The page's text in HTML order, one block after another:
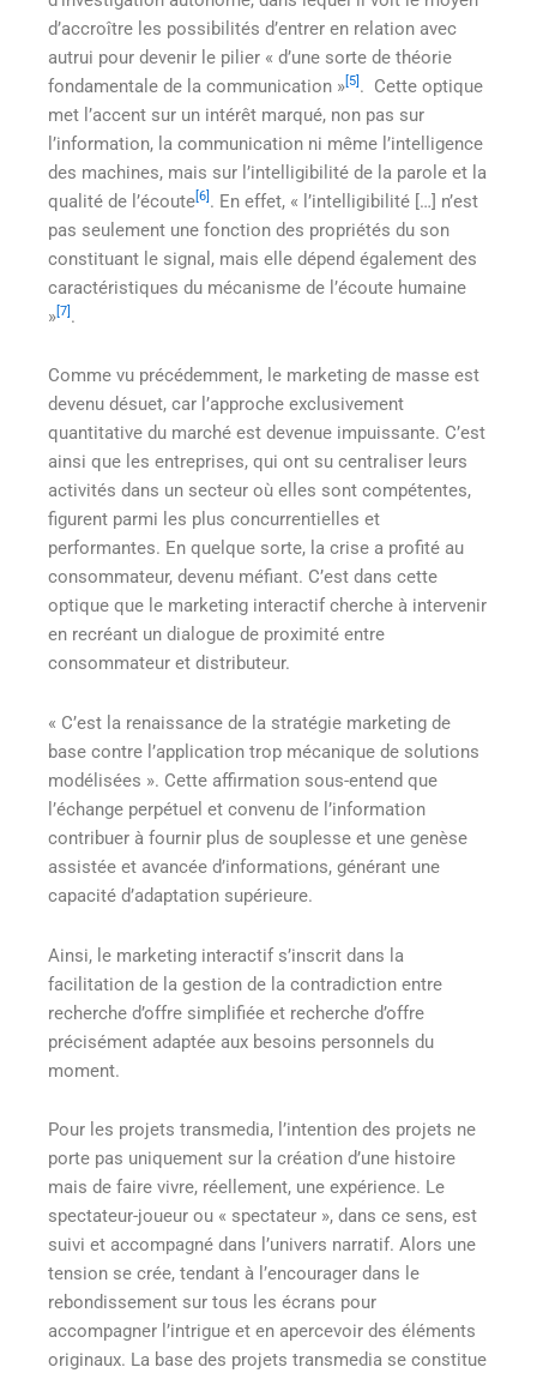
d’accroître les possibilités d’entrer en relation avec
autrui pour devenir le pilier « d’une sorte de théorie
fondamentale de la communication » [5] . Cette optique
met l’accent sur un intérêt marqué, non pas sur
l’information, la communication ni même l’intelligence
des machines, mais sur l’intelligibilité de la parole et la
qualité de l’écoute [6] . En effet, « l’intelligibilité […] n’est
pas seulement une fonction des propriétés du son
constituant le signal, mais elle dépend également des
caractéristiques du mécanisme de l’écoute humaine
» [7] .
Comme vu précédemment, le marketing de masse est
devenu désuet, car l’approche exclusivement
quantitative du marché est devenue impuissante. C’est
ainsi que les entreprises, qui ont su centraliser leurs
activités dans un secteur où elles sont compétentes,
figurent parmi les plus concurrentielles et
performantes. En quelque sorte, la crise a profité au
consommateur, devenu méfiant. C’est dans cette
optique que le marketing interactif cherche à intervenir
en recréant un dialogue de proximité entre
consommateur et distributeur.
« C’est la renaissance de la stratégie marketing de
base contre l’application trop mécanique de solutions
modélisées ». Cette affirmation sous-entend que
l’échange perpétuel et convenu de l’information
contribuer à fournir plus de souplesse et une genèse
assistée et avancée d’informations, générant une
capacité d’adaptation supérieure.
Ainsi, le marketing interactif s’inscrit dans la
facilitation de la gestion de la contradiction entre
recherche d’offre simplifiée et recherche d’offre
précisément adaptée aux besoins personnels du
moment.
Pour les projets transmedia, l’intention des projets ne
porte pas uniquement sur la création d’une histoire
mais de faire vivre, réellement, une expérience. Le
spectateur-joueur ou « spectateur », dans ce sens, est
suivi et accompagné dans l’univers narratif. Alors une
tension se crée, tendant à l’encourager dans le
rebondissement sur tous les écrans pour
accompagner l’intrigue et en apercevoir des éléments
originaux. La base des projets transmedia se constitue